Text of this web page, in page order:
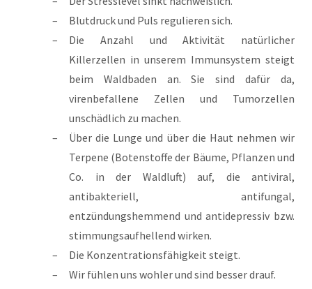
Blutdruck und Puls regulieren sich.
Die Anzahl und Aktivität natürlicher
Killerzellen in unserem Immunsystem steigt
beim Waldbaden an. Sie sind dafür da,
virenbefallene Zellen und Tumorzellen
unschädlich zu machen.
Über die Lunge und über die Haut nehmen wir
Terpene (Botenstoffe der Bäume, Pflanzen und
Co. in der Waldluft) auf, die antiviral,
antibakteriell, antifungal,
entzündungshemmend und antidepressiv bzw.
stimmungsaufhellend wirken.
Die Konzentrationsfähigkeit steigt.
Wir fühlen uns wohler und sind besser drauf.